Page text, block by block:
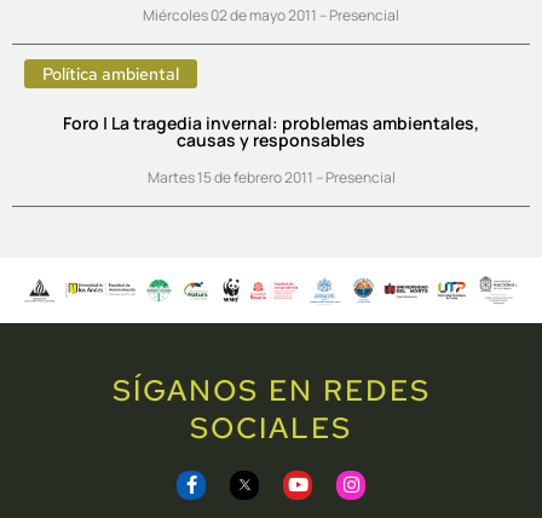
Miércoles 02 de mayo 2011 – Presencial
Política ambiental
Foro | La tragedia invernal: problemas ambientales,
causas y responsables
Martes 15 de febrero 2011 – Presencial
SÍGANOS EN REDES
SOCIALES
F
a
Y
o
I
n